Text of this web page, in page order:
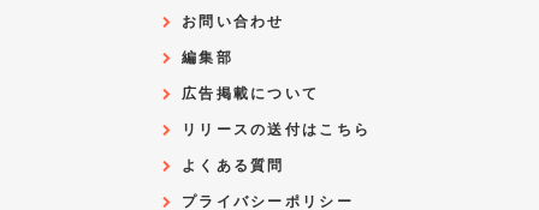
お問い合わせ
編集部
広告掲載について
リリースの送付はこちら
よくある質問
プライバシーポリシー